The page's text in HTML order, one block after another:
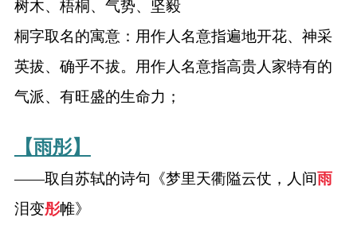
树木、梧桐、气势、坚毅
桐字取名的寓意：用作人名意指遍地开花、神采
英拔、确乎不拔。用作人名意指高贵人家特有的
气派、有旺盛的生命力；
【雨彤】
——取自苏轼的诗句《梦里天衢隘云仗，人间雨
泪变彤帷》